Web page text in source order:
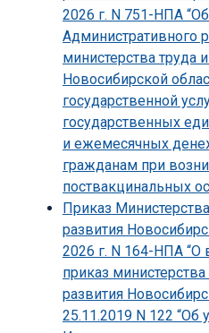
2026 г. N 751-НПА
Административного
министерства труда
Новосибирской
государственной
государственных
и ежемесячных
гражданам при
поствакцинальных
Приказ
развития
2026 г. N 164-НПА “О
приказ
развития
25.11.2019 N 122 “Об